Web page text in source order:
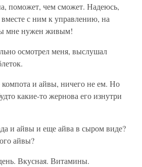
поможет, чем сможет. Надеюсь,
с ним к управлению, на
мне нужен живым!
осмотрел меня, выслушал
и айвы, ничего не ем. Но
какие-то жернова его изнутри
и айвы и еще айва в сыром виде?
айвы?
Вкусная. Витамины.